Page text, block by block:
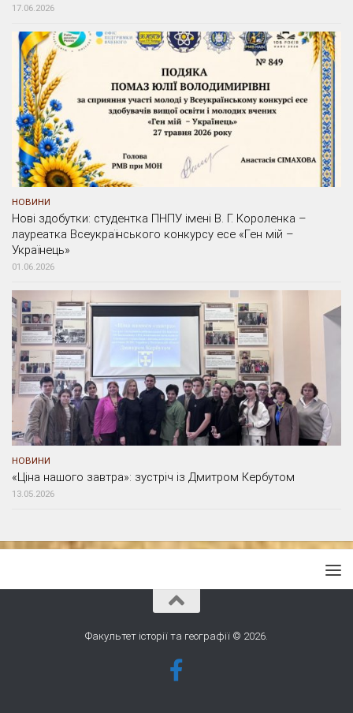
17.06.2026
НОВИНИ
Нові здобутки: студентка ПНПУ імені В. Г. Короленка –
лауреатка Всеукраїнського конкурсу есе «Ген мій –
Українець»
01.06.2026
НОВИНИ
«Ціна нашого завтра»: зустріч із Дмитром Кербутом
13.05.2026
Факультет історії та географії © 2026.